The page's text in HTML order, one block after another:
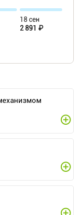
18 сен
2 891 ₽